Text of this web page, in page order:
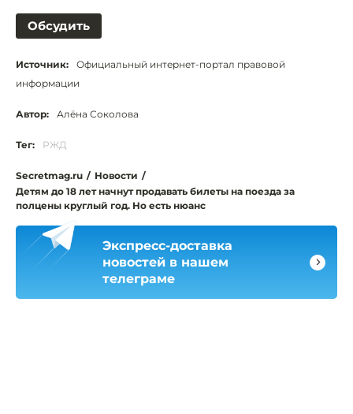
Обсудить
Источник:
Официальный интернет-портал правовой
информации
Автор: Алёна Соколова
Тег: РЖД
Secretmag.ru / Новости /
Детям до 18 лет начнут продавать билеты на поезда за
полцены круглый год. Но есть нюанс
Экспресс-доставка
новостей в нашем
телеграме